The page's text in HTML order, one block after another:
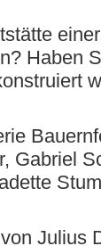
Haben
Gabriel
Julius